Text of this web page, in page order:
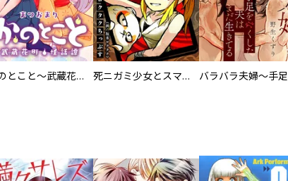
かのとこと～武蔵花町怪話譚～ 【連載版】 死ニガミ少女とスマホ神